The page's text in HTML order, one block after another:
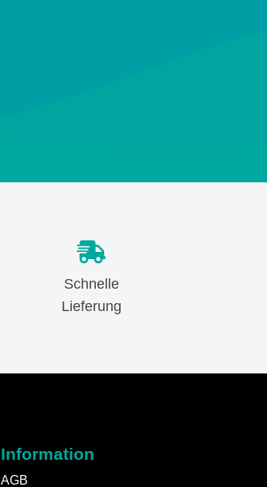
Schnelle
Lieferung
Information
AGB